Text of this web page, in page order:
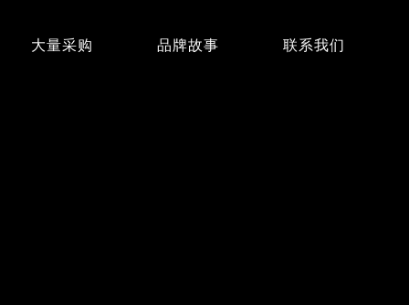
大量采购 品牌故事 联系我们